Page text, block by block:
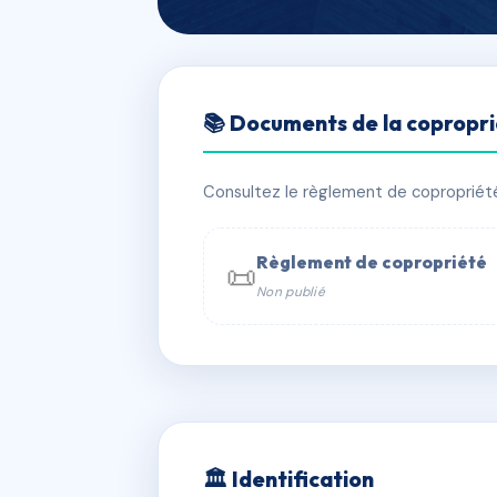
SDC 1
📍 1 r colonel gilbert grandval 88000
📞 Contacter Syndic Digital
📚 Documents de la
Consultez le règlement de
📜Règlement de copropriété
Non publié
🏛 Identification